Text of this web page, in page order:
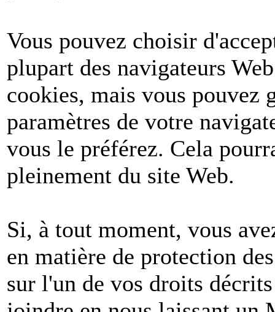
Vous pouvez choisir
plupart des navigateurs
cookies, mais vous pouvez
paramètres de votre
vous le préférez. Cela
pleinement du site Web.
Si, à tout moment, vous
en matière de protection
sur l'un de vos droits